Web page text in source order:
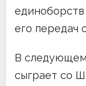
единоборств
его передач
В
сыграет со